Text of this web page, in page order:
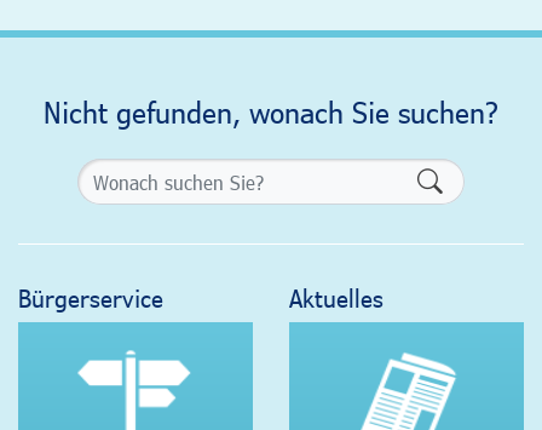
Nicht gefunden, wonach Sie suchen?
Bürgerservice Aktuelles